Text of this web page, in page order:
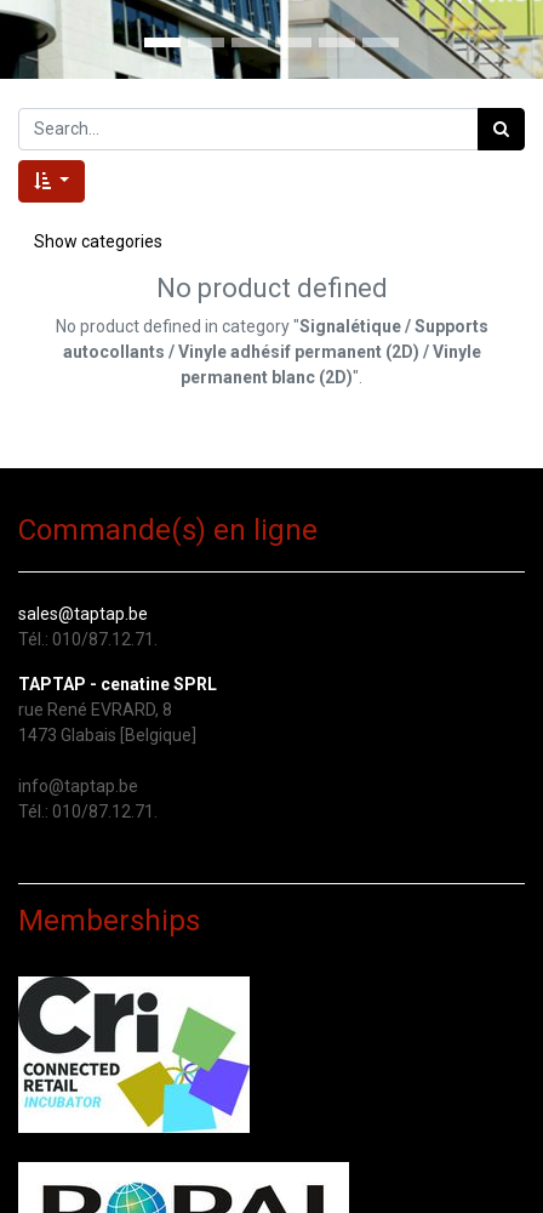
Show categories
No product defined
No product defined in category "Signalétique / Supports
autocollants / Vinyle adhésif permanent (2D) / Vinyle
permanent blanc (2D)".
Commande(s) en ligne
sales@taptap.be
Tél.: 010/87.12.71.
TAPTAP - cenatine SPRL
rue René EVRARD, 8
1473 Glabais [Belgique]
info@taptap.be
Tél.: 010/87.12.71.
Memberships